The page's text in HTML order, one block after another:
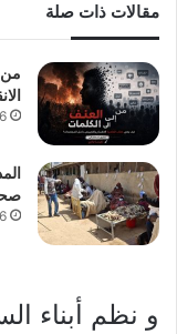
مقالات ذات صلة
من
و نظم أبناء